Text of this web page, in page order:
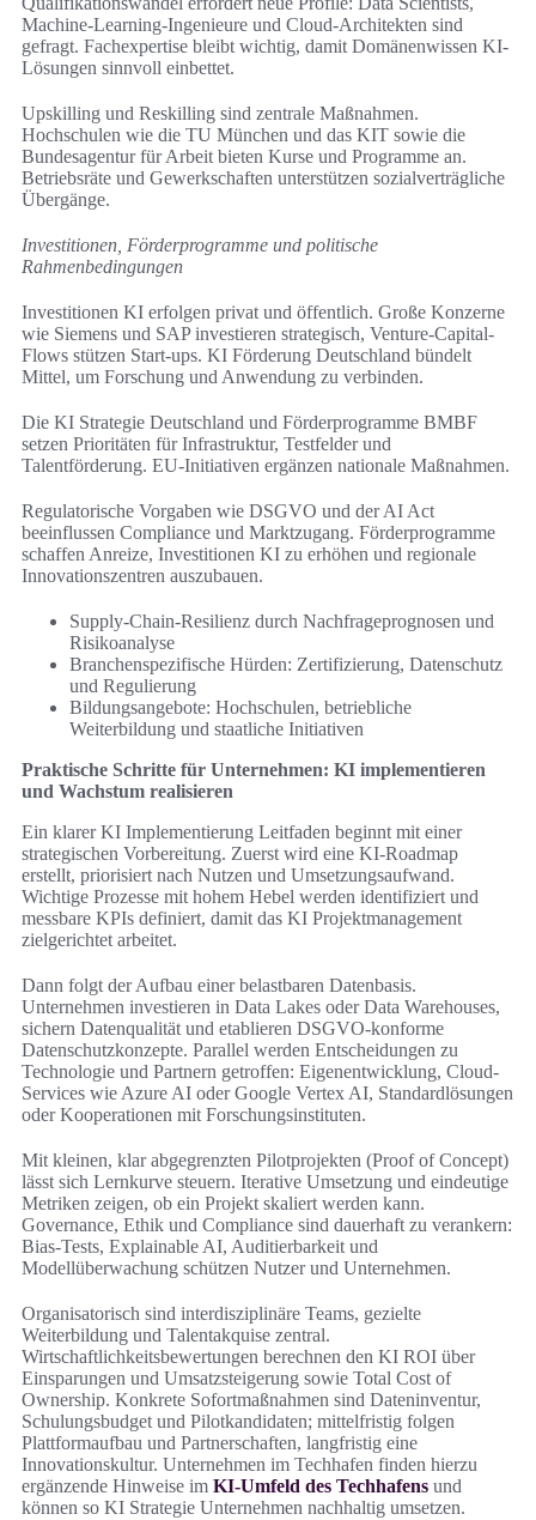
Machine-Learning-Ingenieure und Cloud-Architekten sind
gefragt. Fachexpertise bleibt wichtig, damit Domänenwissen KI-
Lösungen sinnvoll einbettet.
Upskilling und Reskilling sind zentrale Maßnahmen.
Hochschulen wie die TU München und das KIT sowie die
Bundesagentur für Arbeit bieten Kurse und Programme an.
Betriebsräte und Gewerkschaften unterstützen sozialverträgliche
Übergänge.
Investitionen, Förderprogramme und politische
Rahmenbedingungen
Investitionen KI erfolgen privat und öffentlich. Große Konzerne
wie Siemens und SAP investieren strategisch, Venture-Capital-
Flows stützen Start-ups. KI Förderung Deutschland bündelt
Mittel, um Forschung und Anwendung zu verbinden.
Die KI Strategie Deutschland und Förderprogramme BMBF
setzen Prioritäten für Infrastruktur, Testfelder und
Talentförderung. EU-Initiativen ergänzen nationale Maßnahmen.
Regulatorische Vorgaben wie DSGVO und der AI Act
beeinflussen Compliance und Marktzugang. Förderprogramme
schaffen Anreize, Investitionen KI zu erhöhen und regionale
Innovationszentren auszubauen.
Supply-Chain-Resilienz durch Nachfrageprognosen und
Risikoanalyse
Branchenspezifische Hürden: Zertifizierung, Datenschutz
und Regulierung
Bildungsangebote: Hochschulen, betriebliche
Weiterbildung und staatliche Initiativen
Praktische Schritte für Unternehmen: KI implementieren
und Wachstum realisieren
Ein klarer KI Implementierung Leitfaden beginnt mit einer
strategischen Vorbereitung. Zuerst wird eine KI-Roadmap
erstellt, priorisiert nach Nutzen und Umsetzungsaufwand.
Wichtige Prozesse mit hohem Hebel werden identifiziert und
messbare KPIs definiert, damit das KI Projektmanagement
zielgerichtet arbeitet.
Dann folgt der Aufbau einer belastbaren Datenbasis.
Unternehmen investieren in Data Lakes oder Data Warehouses,
sichern Datenqualität und etablieren DSGVO-konforme
Datenschutzkonzepte. Parallel werden Entscheidungen zu
Technologie und Partnern getroffen: Eigenentwicklung, Cloud-
Services wie Azure AI oder Google Vertex AI, Standardlösungen
oder Kooperationen mit Forschungsinstituten.
Mit kleinen, klar abgegrenzten Pilotprojekten (Proof of Concept)
lässt sich Lernkurve steuern. Iterative Umsetzung und eindeutige
Metriken zeigen, ob ein Projekt skaliert werden kann.
Governance, Ethik und Compliance sind dauerhaft zu verankern:
Bias-Tests, Explainable AI, Auditierbarkeit und
Modellüberwachung schützen Nutzer und Unternehmen.
Organisatorisch sind interdisziplinäre Teams, gezielte
Weiterbildung und Talentakquise zentral.
Wirtschaftlichkeitsbewertungen berechnen den KI ROI über
Einsparungen und Umsatzsteigerung sowie Total Cost of
Ownership. Konkrete Sofortmaßnahmen sind Dateninventur,
Schulungsbudget und Pilotkandidaten; mittelfristig folgen
Plattformaufbau und Partnerschaften, langfristig eine
Innovationskultur. Unternehmen im Techhafen finden hierzu
ergänzende Hinweise im KI-Umfeld des Techhafens und
können so KI Strategie Unternehmen nachhaltig umsetzen.